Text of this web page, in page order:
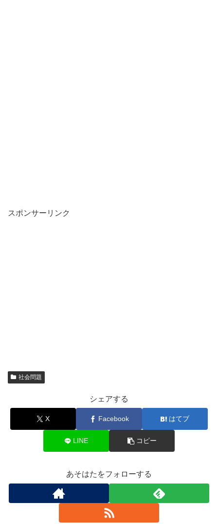
スポンサーリンク
社会問題
シェアする
X Facebook はてブ
LINE コピー
あそはたをフォローする